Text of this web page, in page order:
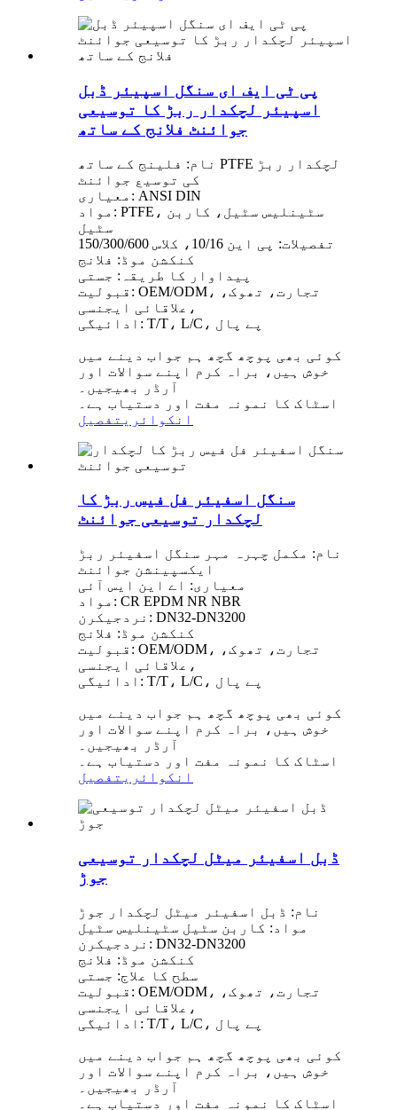
پی ٹی ایف ای سنگل اسپیئر ڈبل
اسپیئر لچکدار ربڑ کا توسیعی
جوائنٹ فلانج کے ساتھ
نام: فلینج کے ساتھ PTFE لچکدار ربڑ
کی توسیع جوائنٹ
معیاری: ANSI DIN
مواد: PTFE، سٹینلیس سٹیل، کاربن
سٹیل
تفصیلات: پی این 10/16، کلاس 150/300/600
کنکشن موڈ: فلانج
پیداوار کا طریقہ: جستی
قبولیت: OEM/ODM، تجارت، تھوک،
علاقائی ایجنسی،
ادائیگی: T/T، L/C، پے پال
کوئی بھی پوچھ گچھ ہم جواب دینے میں
خوش ہیں، براہ کرم اپنے سوالات اور
آرڈر بھیجیں۔
اسٹاک کا نمونہ مفت اور دستیاب ہے۔
انکوائری تفصیل
سنگل اسفیئر فل فیس ربڑ کا
لچکدار توسیعی جوائنٹ
نام: مکمل چہرہ مہر سنگل اسفیئر ربڑ
ایکسپینشن جوائنٹ
معیاری: اے این ایس آئی
مواد: CR EPDM NR NBR
نردجیکرن: DN32-DN3200
کنکشن موڈ: فلانج
قبولیت: OEM/ODM، تجارت، تھوک،
علاقائی ایجنسی،
ادائیگی: T/T، L/C، پے پال
کوئی بھی پوچھ گچھ ہم جواب دینے میں
خوش ہیں، براہ کرم اپنے سوالات اور
آرڈر بھیجیں۔
اسٹاک کا نمونہ مفت اور دستیاب ہے۔
انکوائری تفصیل
ڈبل اسفیئر میٹل لچکدار توسیعی
جوڑ
نام: ڈبل اسفیئر میٹل لچکدار جوڑ
مواد: کاربن سٹیل سٹینلیس سٹیل
نردجیکرن: DN32-DN3200
کنکشن موڈ: فلانج
سطح کا علاج: جستی
قبولیت: OEM/ODM، تجارت، تھوک،
علاقائی ایجنسی،
ادائیگی: T/T، L/C، پے پال
کوئی بھی پوچھ گچھ ہم جواب دینے میں
خوش ہیں، براہ کرم اپنے سوالات اور
آرڈر بھیجیں۔
اسٹاک کا نمونہ مفت اور دستیاب ہے۔